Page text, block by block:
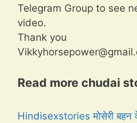
Telegram Group to see
video.
Thank you
Read more chudai
Hindisexstories मोसेरी